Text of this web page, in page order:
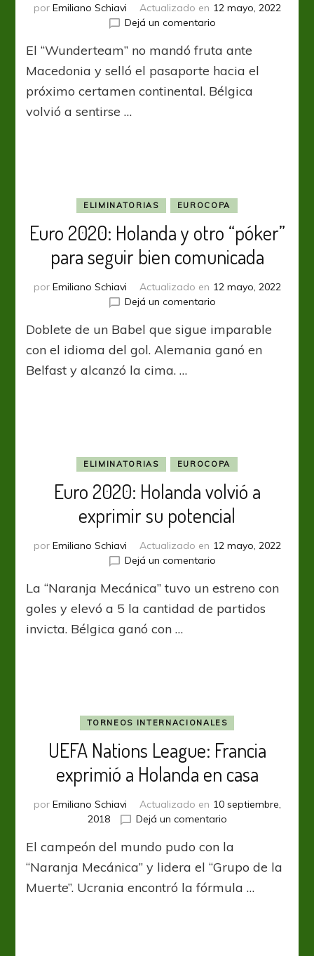
por Emiliano Schiavi Actualizado en 12 mayo, 2022
Dejá un comentarioen
2020:
Austria
el
El “Wunderteam” no mandó fruta ante
Macedonia y selló el pasaporte hacia el
próximo certamen continental. Bélgica
volvió a sentirse …
ELIMINATORIAS EUROCOPA
Euro 2020: Holanda y otro “póker”
para seguir bien comunicada
por Emiliano Schiavi Actualizado en 12 mayo, 2022
Dejá un comentarioen
2020:
Holanda
y
Doblete de un Babel que sigue imparable
con el idioma del gol. Alemania ganó en
Belfast y alcanzó la cima. …
ELIMINATORIAS EUROCOPA
Euro 2020: Holanda volvió a
exprimir su potencial
por Emiliano Schiavi Actualizado en 12 mayo, 2022
Dejá un comentarioen
2020:
Holanda
volvió
La “Naranja Mecánica” tuvo un estreno con
goles y elevó a 5 la cantidad de partidos
invicta. Bélgica ganó con …
TORNEOS INTERNACIONALES
UEFA Nations League: Francia
exprimió a Holanda en casa
por Emiliano Schiavi Actualizado en 10 septiembre,
2018
Dejá un comentarioen
Nations
League:
Francia
exprimió
El campeón del mundo pudo con la
“Naranja Mecánica” y lidera el “Grupo de la
Muerte”. Ucrania encontró la fórmula …